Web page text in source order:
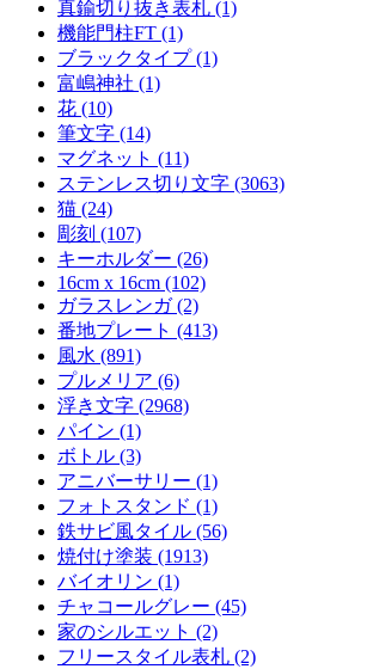
真鍮切り抜き表札 (1)
機能門柱FT (1)
ブラックタイプ (1)
富嶋神社 (1)
花 (10)
筆文字 (14)
マグネット (11)
ステンレス切り文字 (3063)
猫 (24)
彫刻 (107)
キーホルダー (26)
16cm x 16cm (102)
ガラスレンガ (2)
番地プレート (413)
風水 (891)
プルメリア (6)
浮き文字 (2968)
パイン (1)
ボトル (3)
アニバーサリー (1)
フォトスタンド (1)
鉄サビ風タイル (56)
焼付け塗装 (1913)
バイオリン (1)
チャコールグレー (45)
家のシルエット (2)
フリースタイル表札 (2)